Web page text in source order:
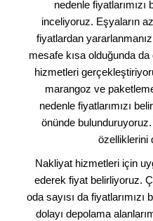
nedenle
inceliyoruz. Eşyaların
fiyatlardan
mesafe kısa olduğunda da
hizmetleri
marangoz ve
nedenle fiyatlarımızı
önünde bulunduruyoruz.
özelliklerini
Nakliyat hizmetleri için
ederek fiyat belirliyoruz.
oda sayısı da
dolayı depolama